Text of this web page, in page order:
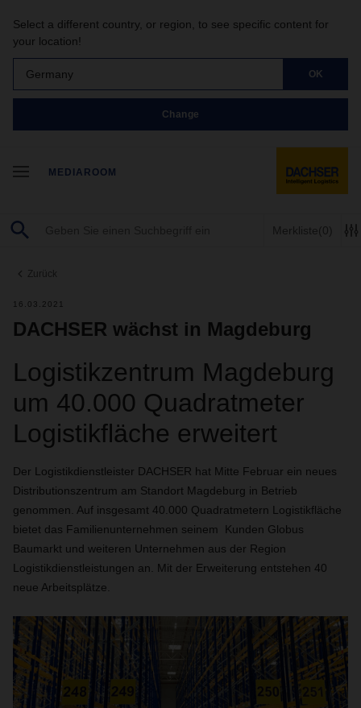
Select a different country, or region, to see specific content for
your location!
Germany OK
Change
MEDIAROOM
Merkliste(0)
Zurück
16.03.2021
DACHSER wächst in Magdeburg
Logistikzentrum Magdeburg
um 40.000 Quadratmeter
Logistikfläche erweitert
Der Logistikdienstleister DACHSER hat Mitte Februar ein neues
Distributionszentrum am Standort Magdeburg in Betrieb
genommen. Auf insgesamt 40.000 Quadratmetern Logistikfläche
bietet das Familienunternehmen seinem Kunden Globus
Baumarkt und weiteren Unternehmen aus der Region
Logistikdienstleistungen an. Mit der Erweiterung entstehen 40
neue Arbeitsplätze.